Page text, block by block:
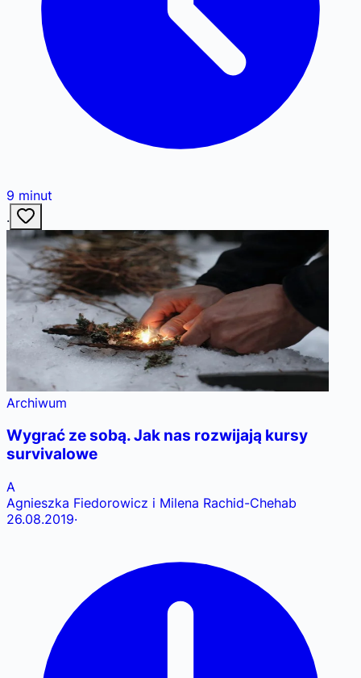
9 minut
·
Archiwum
Wygrać ze sobą. Jak nas rozwijają kursy
survivalowe
A
Agnieszka Fiedorowicz i Milena Rachid-Chehab
26.08.2019·